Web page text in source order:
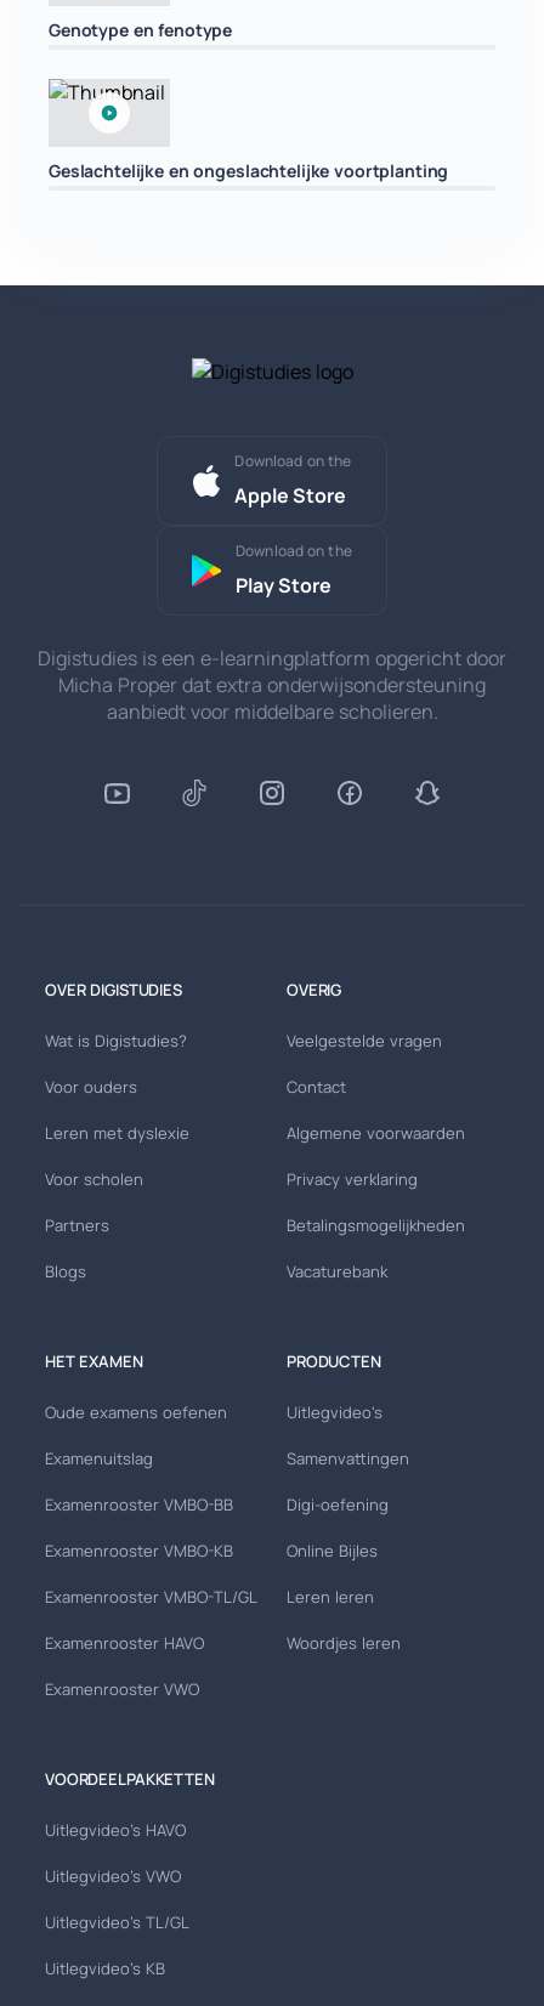
Genotype en fenotype
Geslachtelijke en ongeslachtelijke voortplanting
Download on the
Apple Store
Download on the
Play Store
Digistudies is een e-learningplatform opgericht door
Micha Proper dat extra onderwijsondersteuning
aanbiedt voor middelbare scholieren.
OVER DIGISTUDIES
Wat is Digistudies?
Voor ouders
Leren met dyslexie
Voor scholen
Partners
Blogs
OVERIG
Veelgestelde vragen
Contact
Algemene voorwaarden
Privacy verklaring
Betalingsmogelijkheden
Vacaturebank
HET EXAMEN
Oude examens oefenen
Examenuitslag
Examenrooster VMBO-BB
Examenrooster VMBO-KB
Examenrooster VMBO-TL/GL
Examenrooster HAVO
Examenrooster VWO
PRODUCTEN
Uitlegvideo's
Samenvattingen
Digi-oefening
Online Bijles
Leren leren
Woordjes leren
VOORDEELPAKKETTEN
Uitlegvideo's HAVO
Uitlegvideo's VWO
Uitlegvideo's TL/GL
Uitlegvideo's KB